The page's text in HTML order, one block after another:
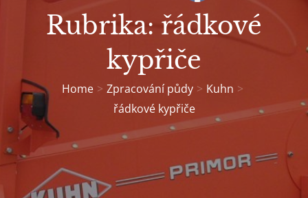
Rubrika: řádkové
kypřiče
Home Zpracování půdy
Kuhn
řádkové kypřiče